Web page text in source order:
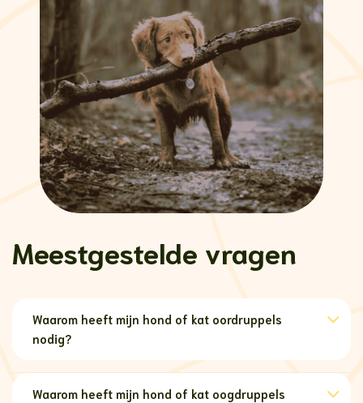
Meestgestelde vragen
Waarom heeft mijn hond of kat oordruppels
nodig?
Waarom heeft mijn hond of kat oogdruppels